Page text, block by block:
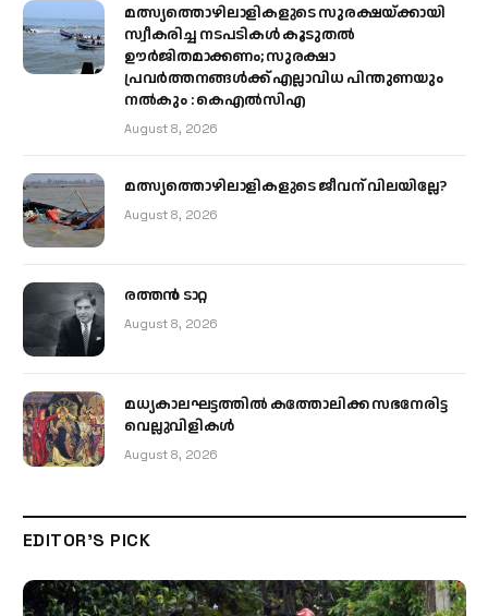
മത്സ്യത്തൊഴിലാളികളുടെ സുരക്ഷയ്ക്കായി
സ്വീകരിച്ച നടപടികൾ കൂടുതൽ
ഊർജിതമാക്കണം; സുരക്ഷാ
പ്രവർത്തനങ്ങൾക്ക് എല്ലാവിധ പിന്തുണയും
നൽകും : കെഎൽസിഎ
August 8, 2026
മത്സ്യത്തൊഴിലാളികളുടെ ജീവന് വിലയില്ലേ?
August 8, 2026
രത്തന്‍ ടാറ്റ
August 8, 2026
മധ്യകാലഘട്ടത്തില്‍ കത്തോലിക്ക സഭനേരിട്ട
വെല്ലുവിളികള്‍
August 8, 2026
EDITOR'S PICK